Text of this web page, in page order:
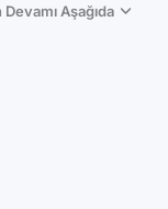
Aşağıda